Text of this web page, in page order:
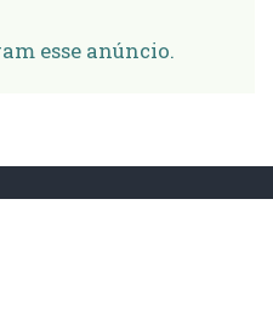
esse anúncio.